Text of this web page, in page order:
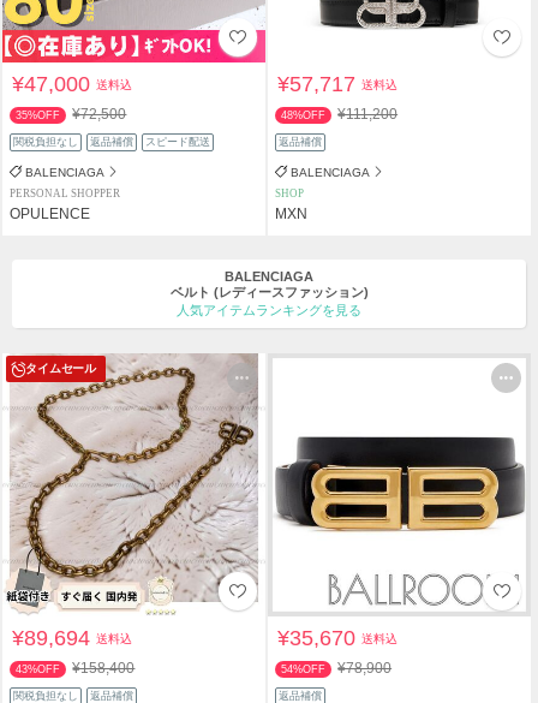
¥47,000送料込
35%OFF ¥72,500
関税負担なし 返品補償 スピード配送
BALENCIAGA
PERSONAL SHOPPER
OPULENCE
¥57,717送料込
48%OFF ¥111,200
返品補償
BALENCIAGA
SHOP
MXN
BALENCIAGA
ベルト (レディースファッション)
人気アイテムランキングを見る
タイムセール
¥89,694送料込
43%OFF ¥158,400
関税負担なし 返品補償
¥35,670送料込
54%OFF ¥78,900
返品補償